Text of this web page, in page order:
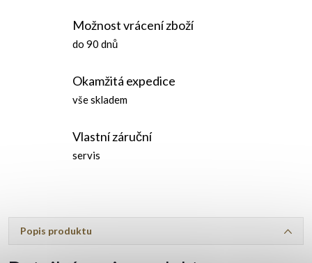
Možnost vrácení zboží
do 90 dnů
Okamžitá expedice
vše skladem
Vlastní záruční
servis
Popis produktu